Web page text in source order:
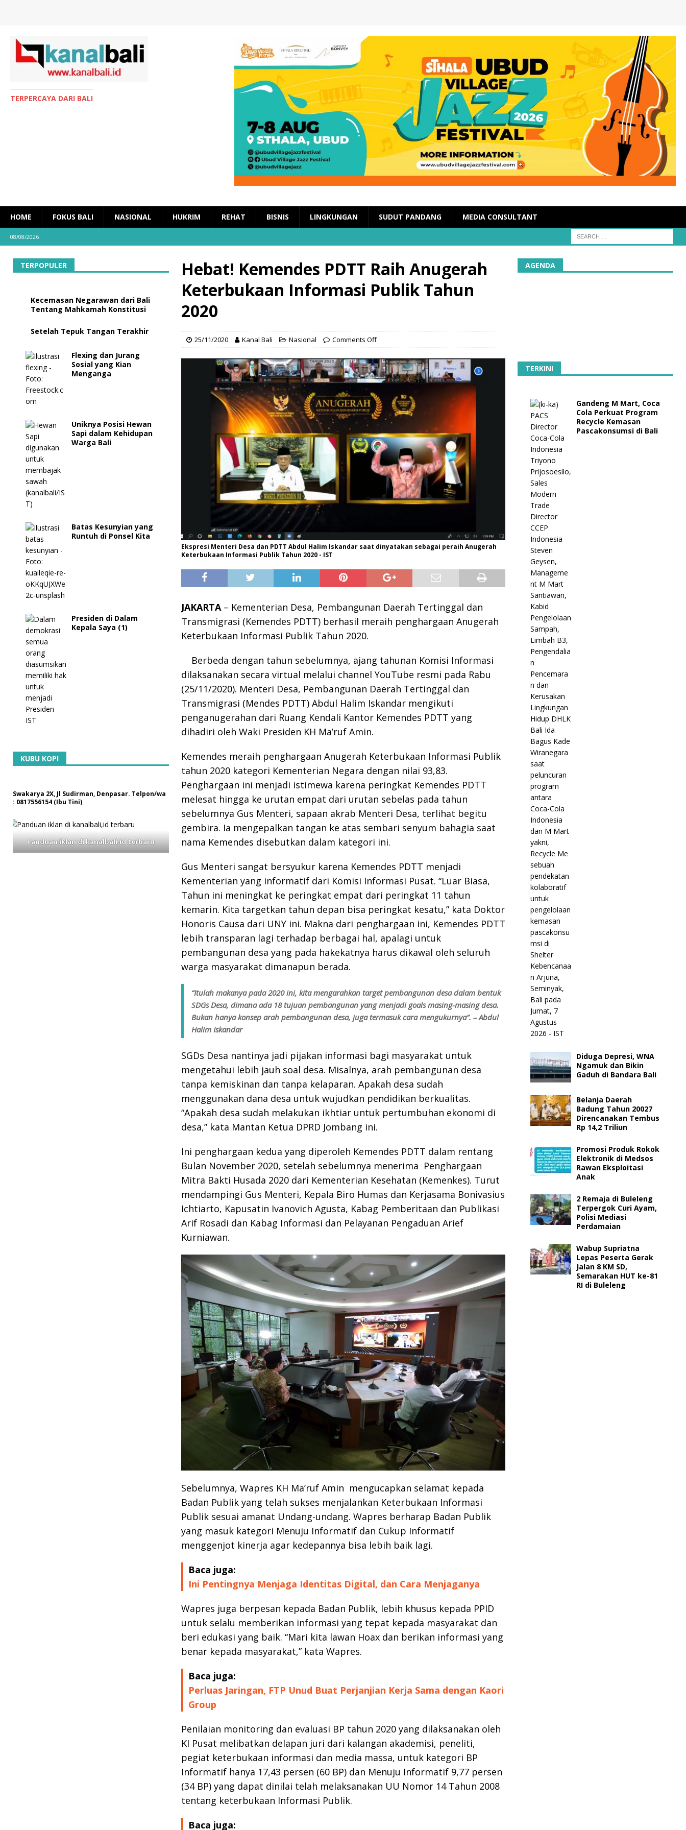
TERPERCAYA DARI BALI
HOME FOKUS BALI NASIONAL HUKRIM REHAT BISNIS LINGKUNGAN SUDUT PANDANG MEDIA CONSULTANT
08/08/2026
Hebat! Kemendes PDTT Raih Anugerah
Keterbukaan Informasi Publik Tahun
2020
25/11/2020 Kanal Bali Nasional Comments Off
Ekspresi Menteri Desa dan PDTT Abdul Halim Iskandar saat dinyatakan sebagai peraih Anugerah
Keterbukaan Informasi Publik Tahun 2020 - IST
JAKARTA– Kementerian Desa, Pembangunan Daerah Tertinggal dan
Transmigrasi (Kemendes PDTT) berhasil meraih penghargaan Anugerah
Keterbukaan Informasi Publik Tahun 2020.
Berbeda dengan tahun sebelumnya, ajang tahunan Komisi Informasi
dilaksanakan secara virtual melalui channel YouTube resmi pada Rabu
(25/11/2020). Menteri Desa, Pembangunan Daerah Tertinggal dan
Transmigrasi (Mendes PDTT) Abdul Halim Iskandar mengikuti
penganugerahan dari Ruang Kendali Kantor Kemendes PDTT yang
dihadiri oleh Waki Presiden KH Ma’ruf Amin.
Kemendes meraih penghargaan Anugerah Keterbukaan Informasi Publik
tahun 2020 kategori Kementerian Negara dengan nilai 93,83.
Penghargaan ini menjadi istimewa karena peringkat Kemendes PDTT
melesat hingga ke urutan empat dari urutan sebelas pada tahun
sebelumnya Gus Menteri, sapaan akrab Menteri Desa, terlihat begitu
gembira. Ia mengepalkan tangan ke atas sembari senyum bahagia saat
nama Kemendes disebutkan dalam kategori ini.
Gus Menteri sangat bersyukur karena Kemendes PDTT menjadi
Kementerian yang informatif dari Komisi Informasi Pusat. “Luar Biasa,
Tahun ini meningkat ke peringkat empat dari peringkat 11 tahun
kemarin. Kita targetkan tahun depan bisa peringkat kesatu,” kata Doktor
Honoris Causa dari UNY ini. Makna dari penghargaan ini, Kemendes PDTT
lebih transparan lagi terhadap berbagai hal, apalagi untuk
pembangunan desa yang pada hakekatnya harus dikawal oleh seluruh
warga masyarakat dimanapun berada.
“Itulah makanya pada 2020 ini, kita mengarahkan target pembangunan desa dalam bentuk
SDGs Desa, dimana ada 18 tujuan pembangunan yang menjadi goals masing-masing desa.
Bukan hanya konsep arah pembangunan desa, juga termasuk cara mengukurnya”. – Abdul
Halim Iskandar
SGDs Desa nantinya jadi pijakan informasi bagi masyarakat untuk
mengetahui lebih jauh soal desa. Misalnya, arah pembangunan desa
tanpa kemiskinan dan tanpa kelaparan. Apakah desa sudah
menggunakan dana desa untuk wujudkan pendidikan berkualitas.
“Apakah desa sudah melakukan ikhtiar untuk pertumbuhan ekonomi di
desa,” kata Mantan Ketua DPRD Jombang ini.
Ini penghargaan kedua yang diperoleh Kemendes PDTT dalam rentang
Bulan November 2020, setelah sebelumnya menerima Penghargaan
Mitra Bakti Husada 2020 dari Kementerian Kesehatan (Kemenkes). Turut
mendampingi Gus Menteri, Kepala Biro Humas dan Kerjasama Bonivasius
Ichtiarto, Kapusatin Ivanovich Agusta, Kabag Pemberitaan dan Publikasi
Arif Rosadi dan Kabag Informasi dan Pelayanan Pengaduan Arief
Kurniawan.
Sebelumnya, Wapres KH Ma’ruf Amin mengucapkan selamat kepada
Badan Publik yang telah sukses menjalankan Keterbukaan Informasi
Publik sesuai amanat Undang-undang. Wapres berharap Badan Publik
yang masuk kategori Menuju Informatif dan Cukup Informatif
menggenjot kinerja agar kedepannya bisa lebih baik lagi.
Baca juga:
Ini Pentingnya Menjaga Identitas Digital, dan Cara Menjaganya
Wapres juga berpesan kepada Badan Publik, lebih khusus kepada PPID
untuk selalu memberikan informasi yang tepat kepada masyarakat dan
beri edukasi yang baik. “Mari kita lawan Hoax dan berikan informasi yang
benar kepada masyarakat,” kata Wapres.
Baca juga:
Perluas Jaringan, FTP Unud Buat Perjanjian Kerja Sama dengan Kaori
Group
Penilaian monitoring dan evaluasi BP tahun 2020 yang dilaksanakan oleh
KI Pusat melibatkan delapan juri dari kalangan akademisi, peneliti,
pegiat keterbukaan informasi dan media massa, untuk kategori BP
Informatif hanya 17,43 persen (60 BP) dan Menuju Informatif 9,77 persen
(34 BP) yang dapat dinilai telah melaksanakan UU Nomor 14 Tahun 2008
tentang keterbukaan Informasi Publik.
Baca juga:
TERPOPULER
Kecemasan Negarawan dari Bali
Tentang Mahkamah Konstitusi
Setelah Tepuk Tangan Terakhir
Flexing dan Jurang
Sosial yang Kian
Menganga
Uniknya Posisi Hewan
Sapi dalam Kehidupan
Warga Bali
Batas Kesunyian yang
Runtuh di Ponsel Kita
Presiden di Dalam
Kepala Saya (1)
KUBU KOPI
Swakarya 2X, Jl Sudirman, Denpasar. Telpon/wa
: 0817556154 (Ibu Tini)
Panduan iklan di kanalbali,id terbaru
AGENDA
TERKINI
Gandeng M Mart, Coca
Cola Perkuat Program
Recycle Kemasan
Pascakonsumsi di Bali
Diduga Depresi, WNA
Ngamuk dan Bikin
Gaduh di Bandara Bali
Belanja Daerah
Badung Tahun 20027
Direncanakan Tembus
Rp 14,2 Triliun
Promosi Produk Rokok
Elektronik di Medsos
Rawan Eksploitasi
Anak
2 Remaja di Buleleng
Terpergok Curi Ayam,
Polisi Mediasi
Perdamaian
Wabup Supriatna
Lepas Peserta Gerak
Jalan 8 KM SD,
Semarakan HUT ke-81
RI di Buleleng